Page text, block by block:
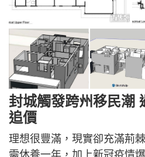
封城觸發跨州移民潮
追價
理想很豐滿，現實卻充滿荊